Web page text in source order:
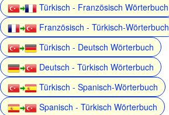
Türkisch - Französisch Wörterbuch
Französisch - Türkisch-Wörterbuch
Türkisch - Deutsch Wörterbuch
Deutsch - Türkisch Wörterbuch
Türkisch - Spanisch-Wörterbuch
Spanisch - Türkisch Wörterbuch